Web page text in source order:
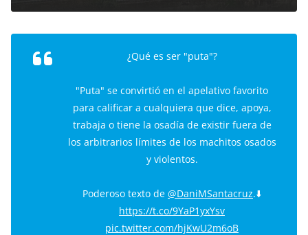
¿Qué es ser "puta"?
"Puta" se convirtió en el apelativo favorito
para calificar a cualquiera que dice, apoya,
trabaja o tiene la osadía de existir fuera de
los arbitrarios límites de los machitos osados
y violentos.
Poderoso texto de @DaniMSantacruz.⬇️
https://t.co/9YaP1yxYsv
pic.twitter.com/hjKwU2m6oB